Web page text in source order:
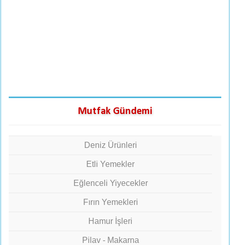
Mutfak Gündemi
Deniz Ürünleri
Etli Yemekler
Eğlenceli Yiyecekler
Fırın Yemekleri
Hamur İşleri
Pilav - Makarna